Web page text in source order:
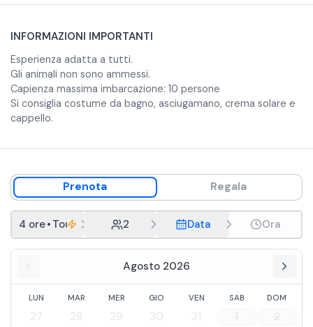
INFORMAZIONI IMPORTANTI
Esperienza adatta a tutti.
Gli animali non sono ammessi.
Capienza massima imbarcazione: 10 persone
Si consiglia costume da bagno, asciugamano, crema solare e
cappello.
Prenota Regala
4 ore• Tour giornaliero
2 Data Ora
Agosto 2026
LUN MAR MER GIO VEN SAB DOM
27 28 29 30 31 1
2